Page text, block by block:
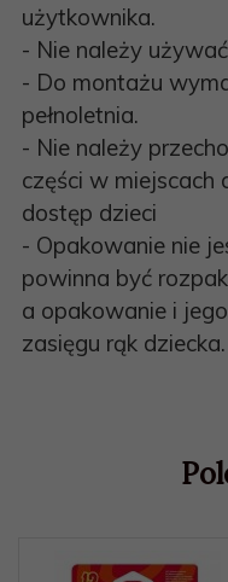
użytkownika.
- Nie należy
- Do montażu
pełnoletnia.
- Nie należy
części w miejscach
dostęp dzieci
- Opakowanie nie
powinna być
a opakowanie i
zasięgu rąk dziecka.